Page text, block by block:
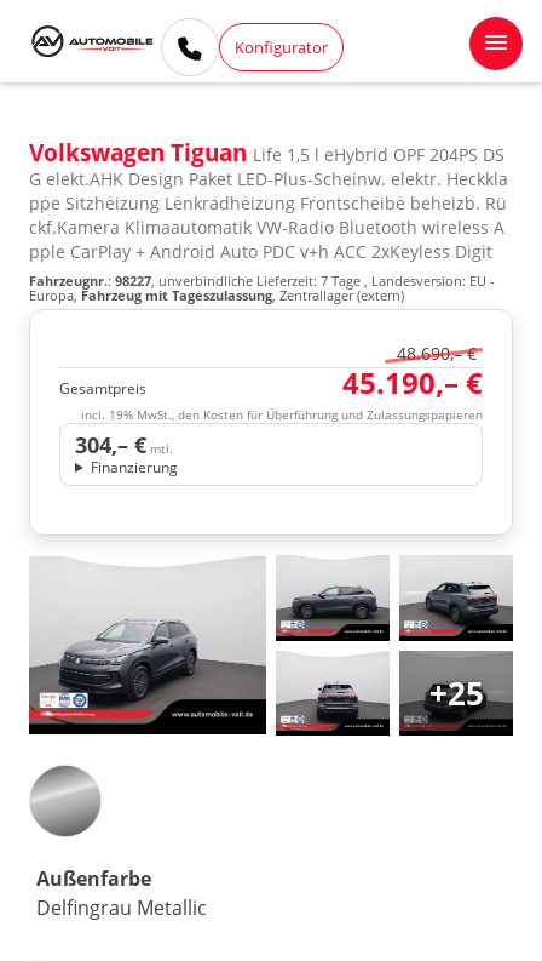
Konfigurator
Volkswagen Tiguan Life 1,5 l eHybrid OPF 204PS DS
G elekt.AHK Design Paket LED-Plus-Scheinw. elektr. Heckkla
ppe Sitzheizung Lenkradheizung Frontscheibe beheizb. Rü
ckf.Kamera Klimaautomatik VW-Radio Bluetooth wireless A
pple CarPlay + Android Auto PDC v+h ACC 2xKeyless Digit
Fahrzeugnr.: 98227, unverbindliche Lieferzeit: 7 Tage , Landesversion: EU -
Europa, Fahrzeug mit Tageszulassung, Zentrallager (extern)
48.690,– €
Gesamtpreis 45.190,– €
incl. 19% MwSt., den Kosten für Überführung und Zulassungspapieren
304,– € mtl.
Finanzierung
+25
Außenfarbe
Delfingrau Metallic